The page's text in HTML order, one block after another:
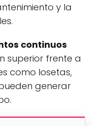
y la
continuos
superior frente a
como losetas,
generar